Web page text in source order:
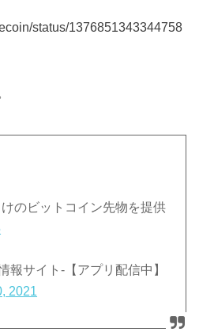
status/1376851343344758
のビットコイン先物を提供
サイト-【アプリ配信中】
2021